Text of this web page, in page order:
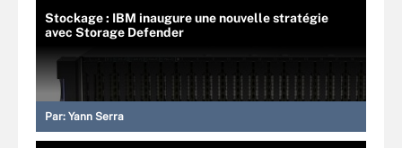
Stockage : IBM inaugure une nouvelle stratégie
avec Storage Defender
Par: Yann Serra